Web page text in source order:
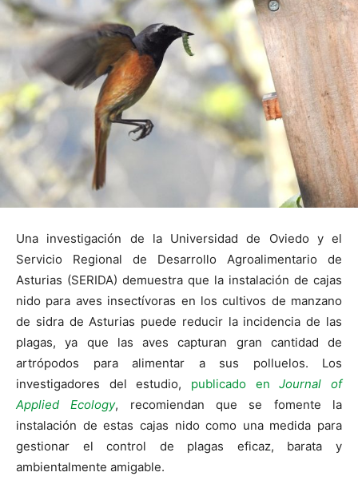
Una investigación de la Universidad de Oviedo y el
Servicio Regional de Desarrollo Agroalimentario de
Asturias (SERIDA) demuestra que la instalación de cajas
nido para aves insectívoras en los cultivos de manzano
de sidra de Asturias puede reducir la incidencia de las
plagas, ya que las aves capturan gran cantidad de
artrópodos para alimentar a sus polluelos. Los
investigadores del estudio, publicado enJournal of
Applied Ecology, recomiendan que se fomente la
instalación de estas cajas nido como una medida para
gestionar el control de plagas eficaz, barata y
ambientalmente amigable.